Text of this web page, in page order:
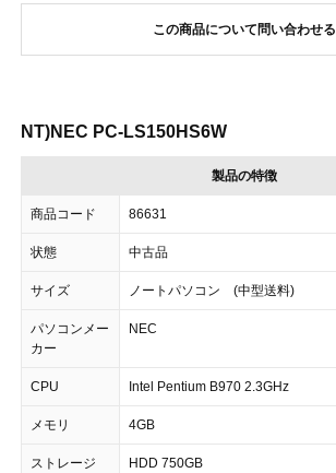
この商品について問い合わせる
NT)NEC PC-LS150HS6W
製品の特徴
商品コード 86631
状態 中古品
サイズ ノートパソコン (中型送料)
パソコンメー
カー
NEC
CPU Intel Pentium B970 2.3GHz
メモリ 4GB
ストレージ HDD 750GB